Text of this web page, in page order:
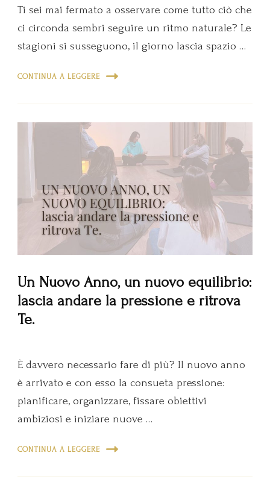
Ti sei mai fermato a osservare come tutto ciò che
ci circonda sembri seguire un ritmo naturale? Le
stagioni si susseguono, il giorno lascia spazio …
CONTINUA A LEGGERE
Un Nuovo Anno, un nuovo equilibrio:
lascia andare la pressione e ritrova
Te.
È davvero necessario fare di più? Il nuovo anno
è arrivato e con esso la consueta pressione:
pianificare, organizzare, fissare obiettivi
ambiziosi e iniziare nuove …
CONTINUA A LEGGERE